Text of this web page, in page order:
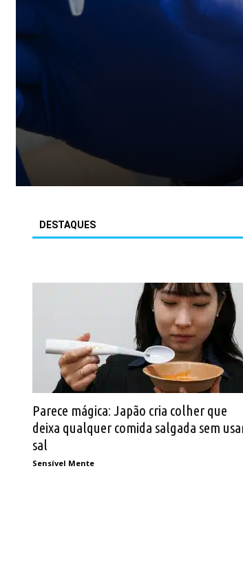
DESTAQUES
Parece mágica: Japão cria colher que
deixa qualquer comida salgada sem
sal
Sensível Mente